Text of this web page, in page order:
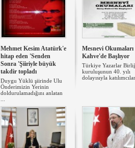
Mehmet Kesim Atatürk'e
hitap eden 'Senden
Sonra 'Şiiriyle büyük
takdir topladı
Duygu Yüklü şiirinde Ulu
Önderimizin Yerinin
doldurulamadığını anlatan
Mesnevi Okumaları
Kahve'de Başlıyor
Türkiye Yazarlar
kuruluşunun 40. yılı
dolayısıyla